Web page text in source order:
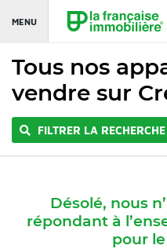
MENU
Tous nos
vendre sur
FILTRER LA RECHERCHE
Désolé, nous
répondant à
pour